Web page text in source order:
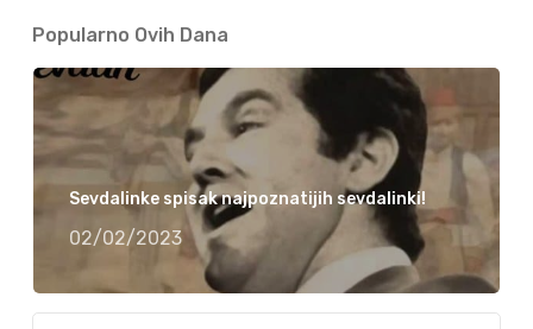
Popularno Ovih Dana
Sevdalinke spisak najpoznatijih sevdalinki!
02/02/2023